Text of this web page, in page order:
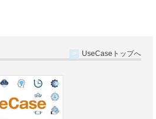
UseCaseトップへ